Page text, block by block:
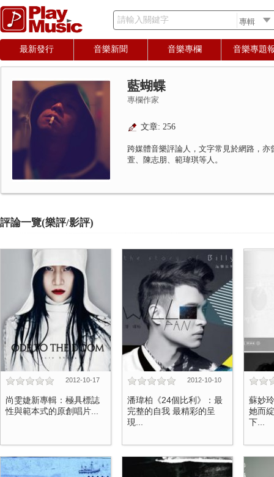
請輸入關鍵字
最新發行 音樂新聞 音樂專欄 音樂專題
藍蝴蝶
專欄作家
文章: 256
跨媒體音樂評論人，文字常見於網路，
萱、陳志朋、範瑋琪等人。
評論一覽(樂評/影評)
2012-10-17
尚雯婕新專輯：極具標誌
性與範本式的原創唱片...
2012-10-10
潘瑋柏《24個比利》：最
完整的自我 最精彩的呈
現...
蘇妙
她而
下...